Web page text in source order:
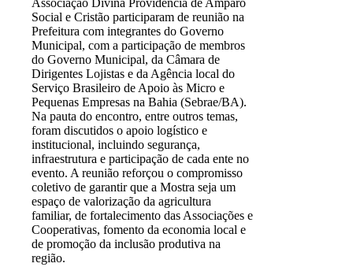
Associação Divina Providência de Amparo
Social e Cristão participaram de reunião na
Prefeitura com integrantes do Governo
Municipal, com a participação de membros
do Governo Municipal, da Câmara de
Dirigentes Lojistas e da Agência local do
Serviço Brasileiro de Apoio às Micro e
Pequenas Empresas na Bahia (Sebrae/BA).
Na pauta do encontro, entre outros temas,
foram discutidos o apoio logístico e
institucional, incluindo segurança,
infraestrutura e participação de cada ente no
evento. A reunião reforçou o compromisso
coletivo de garantir que a Mostra seja um
espaço de valorização da agricultura
familiar, de fortalecimento das Associações e
Cooperativas, fomento da economia local e
de promoção da inclusão produtiva na
região.